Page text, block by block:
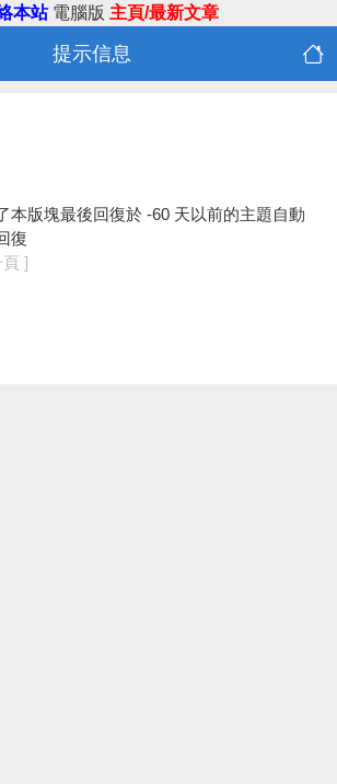
本站 電腦版 主頁/最新文章
提示信息
本版塊最後回復於 -60 天以前的主題自動
復
]